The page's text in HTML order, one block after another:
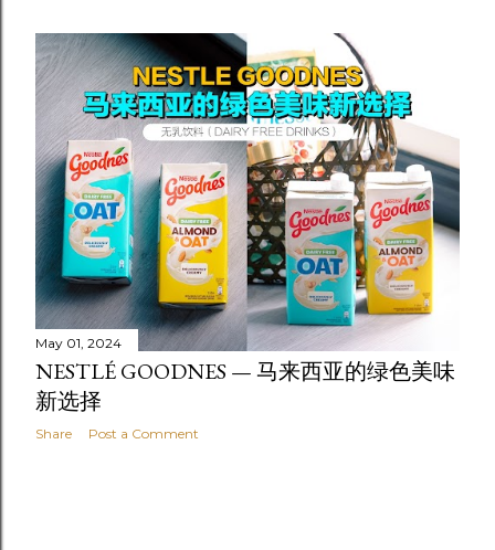
May 01, 2024
NESTLÉ GOODNES — 马来西亚的绿色美味
新选择
Share Post a Comment